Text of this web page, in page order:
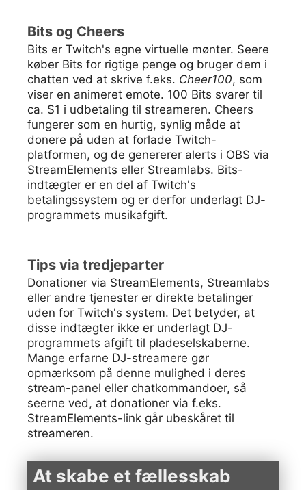
Bits og Cheers
Bits er Twitch's egne virtuelle mønter. Seere
køber Bits for rigtige penge og bruger dem i
chatten ved at skrive f.eks. Cheer100, som
viser en animeret emote. 100 Bits svarer til
ca. $1 i udbetaling til streameren. Cheers
fungerer som en hurtig, synlig måde at
donere på uden at forlade Twitch-
platformen, og de genererer alerts i OBS via
StreamElements eller Streamlabs. Bits-
indtægter er en del af Twitch's
betalingssystem og er derfor underlagt DJ-
programmets musikafgift.
Tips via tredjeparter
Donationer via StreamElements, Streamlabs
eller andre tjenester er direkte betalinger
uden for Twitch's system. Det betyder, at
disse indtægter ikke er underlagt DJ-
programmets afgift til pladeselskaberne.
Mange erfarne DJ-streamere gør
opmærksom på denne mulighed i deres
stream-panel eller chatkommandoer, så
seerne ved, at donationer via f.eks.
StreamElements-link går ubeskåret til
streameren.
At skabe et fællesskab